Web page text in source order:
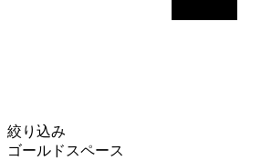
絞り込み
ゴールドスペース